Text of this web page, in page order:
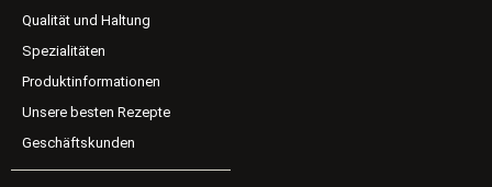
Qualität und Haltung
Spezialitäten
Produktinformationen
Unsere besten Rezepte
Geschäftskunden